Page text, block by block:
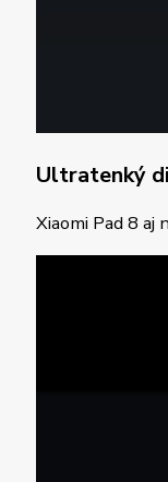
Ultratenký
Xiaomi Pad 8